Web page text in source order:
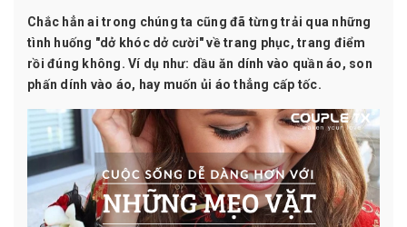
Chắc hẳn ai trong chúng ta cũng đã từng trải qua những
tình huống "dở khóc dở cười" về trang phục, trang điểm
rồi đúng không. Ví dụ như: dầu ăn dính vào quần áo, son
phấn dính vào áo, hay muốn ủi áo thẳng cấp tốc.